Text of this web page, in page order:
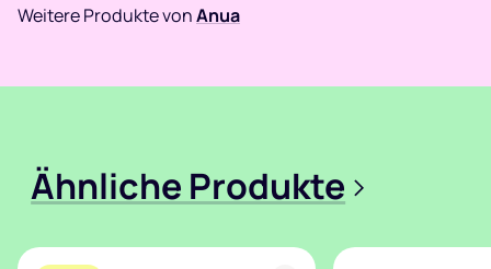
Weitere Produkte vonAnua
Ähnliche Produkte >